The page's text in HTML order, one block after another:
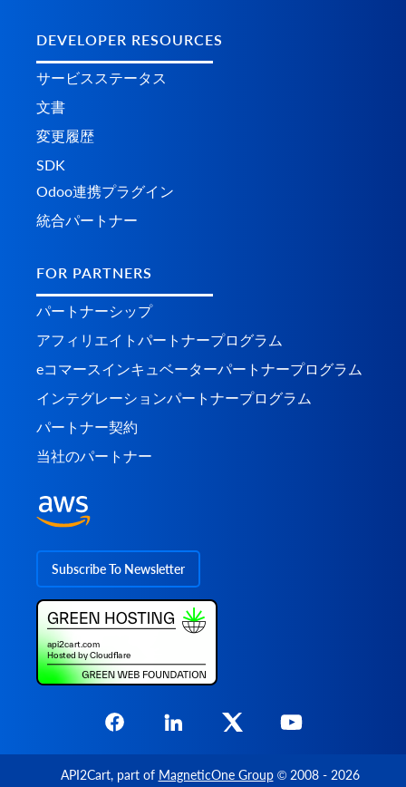
DEVELOPER RESOURCES
サービスステータス
文書
変更履歴
SDK
Odoo連携プラグイン
統合パートナー
FOR PARTNERS
パートナーシップ
アフィリエイトパートナープログラム
eコマースインキュベーターパートナープログラム
インテグレーションパートナープログラム
パートナー契約
当社のパートナー
Subscribe To Newsletter
API2Cart, part of MagneticOne Group© 2008 - 2026